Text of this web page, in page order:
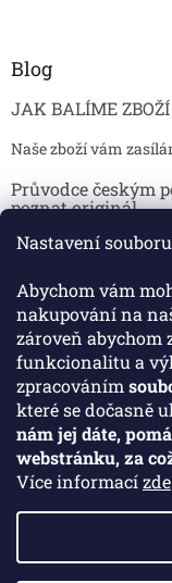
Nastavení
Abychom vám
nakupování na
zároveň abychom
funkcionalitu a
zpracováním
které se dočasně
nám jej dáte,
webstránku, za
Více informacízde
Blog
JAK BALÍME ZBOŽÍ
Naše zboží vám
Průvodce českým
poznat originál
Proč je český
Jak skladovat
Broušené sklenice
Facebook
Crystal Porcelan